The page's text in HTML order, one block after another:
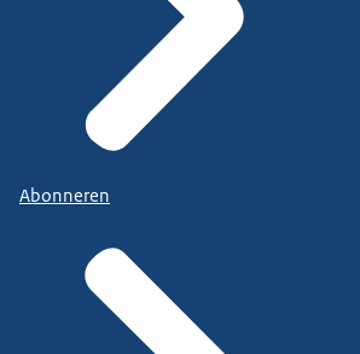
Abonneren